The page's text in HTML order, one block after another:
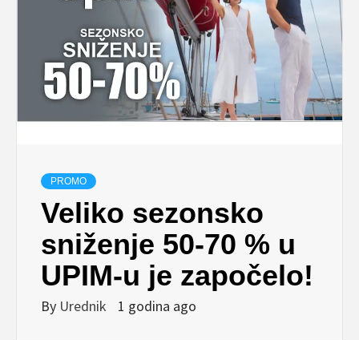
PROMO
Veliko sezonsko
sniženje 50-70 % u
UPIM-u je započelo!
By Urednik 1 godina ago